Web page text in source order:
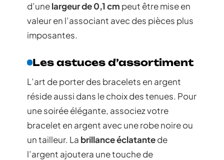
d’unelargeur de 0,1 cm peut être mise en
valeur en l’associant avec des pièces plus
imposantes.
Les astuces d’assortiment
L’art de porter des bracelets en argent
réside aussi dans le choix des tenues. Pour
une soirée élégante, associez votre
bracelet en argent avec une robe noire ou
un tailleur. La brillance éclatantede
l’argent ajoutera une touche de